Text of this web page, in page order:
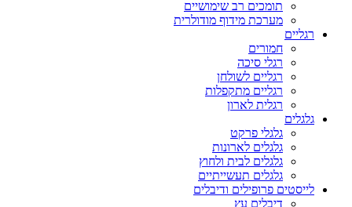
תומכים רב שימושיים
מערכת מידוף מודולרית
רגליים
חמורים
רגלי סיכה
רגליים לשולחן
רגליים מתקפלות
רגלית לארון
גלגלים
גלגלי פרקט
גלגלים לארונות
גלגלים לבית ולחוץ
גלגלים תעשייתיים
לייסטים פרופילים ודיבלים
דיבלים עץ